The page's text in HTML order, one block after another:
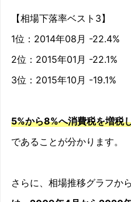
2009/11 -5.2%
2009/12 -6.6%
2010/02 -0.4%
2010/03 -4.1%
【相場下落率ベスト3】
1位：2014年08月 -22.4%
2位：2015年01月 -22.1%
3位：2015年10月 -19.1%
5%から8%へ消費税を増税
であることが分かります。
さらに、相場推移グラフから